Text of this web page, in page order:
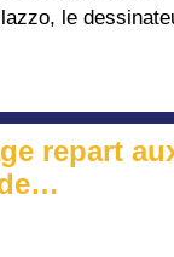
le
repart